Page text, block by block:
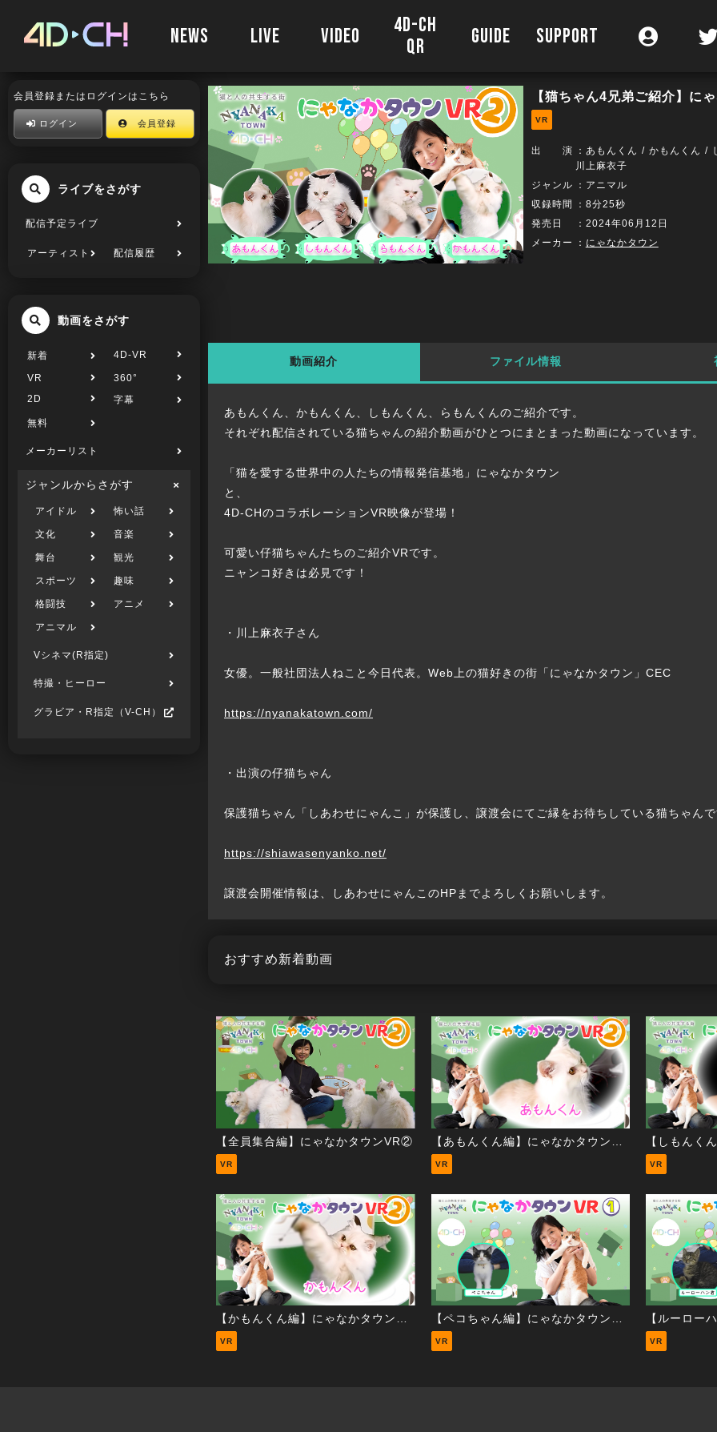
NEWS LIVE VIDEO
4D-CH
QR
GUIDE SUPPORT
会員登録またはログインはこちら
ログイン 会員登録
ライブをさがす
配信予定ライブ
アーティスト 配信履歴
動画をさがす
新着 4D-VR
VR
360°
2D
字幕
無料
メーカーリスト
ジャンルからさがす
アイドル 怖い話
文化 音楽
舞台 観光
スポーツ 趣味
格闘技 アニメ
アニマル
Vシネマ(R指定)
特撮・ヒーロー
グラビア・R指定（V-CH）
【猫ちゃん4兄弟ご紹介】に
VR
出 演 ： あもんくん かもんくん
川上麻衣子
ジャンル
：アニマル
収録時間
：8分25秒
発売日
：2024年06月12日
メーカー
： にゃなかタウン
動画紹介 ファイル情報
あもんくん、かもんくん、しもんくん、らもんくんのご紹介です。
それぞれ配信されている猫ちゃんの紹介動画がひとつにまとまった動画になっています。
「猫を愛する世界中の人たちの情報発信基地」にゃなかタウン
と、
4D-CHのコラボレーションVR映像が登場！
可愛い仔猫ちゃんたちのご紹介VRです。
ニャンコ好きは必見です！
・川上麻衣子さん
女優。一般社団法人ねこと今日代表。Web上の猫好きの街「にゃなかタウン」CEC
https://nyanakatown.com/
・出演の仔猫ちゃん
保護猫ちゃん「しあわせにゃんこ」が保護し、譲渡会にてご縁をお待ちしている猫ちゃん
https://shiawasenyanko.net/
譲渡会開催情報は、しあわせにゃんこのHPまでよろしくお願いします。
おすすめ新着動画
【全員集合編】にゃなかタウンVR②
VR VR VR
【かもんくん編】にゃなかタウンVR②
VR
【ペコちゃん編】にゃなかタウンVR①
VR VR